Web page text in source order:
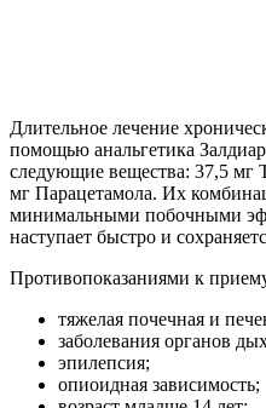
Длительное лечение
помощью анальгетика
следующие вещества: 37,5 мг
мг Парацетамола. Их
минимальными побочными
наступает быстро и
Противопоказаниями к
тяжелая почечная и
заболевания органов
эпилепсия;
опиоидная зависимость;